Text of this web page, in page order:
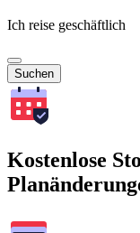
Ich reise geschäftlich
Suchen
Kostenlose